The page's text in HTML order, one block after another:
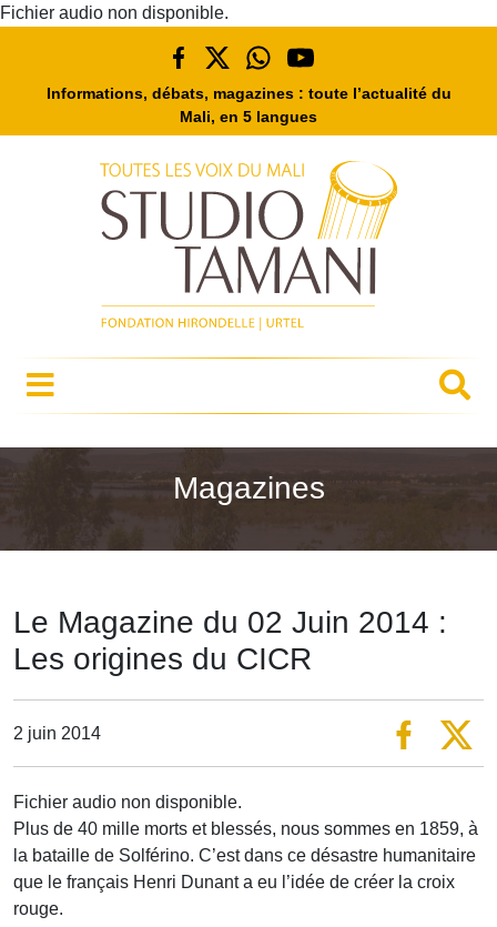
Fichier audio non disponible.
Informations, débats, magazines : toute l’actualité du
Mali, en 5 langues
Magazines
Le Magazine du 02 Juin 2014 :
Les origines du CICR
2 juin 2014
Fichier audio non disponible.
Plus de 40 mille morts et blessés, nous sommes en 1859, à
la bataille de Solférino. C’est dans ce désastre humanitaire
que le français Henri Dunant a eu l’idée de créer la croix
rouge.